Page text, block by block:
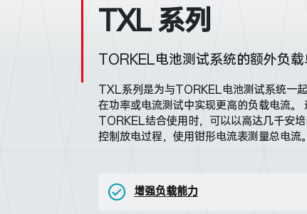
TXL 系列
TORKEL电池测试系统的额外负
TXL系列是为与TORKEL电池测试系统一
在功率或电流测试中实现更高的负载电流。
TORKEL结合使用时，可以以高达几千安
控制放电过程，使用钳形电流表测量总电流。
增强负载能力